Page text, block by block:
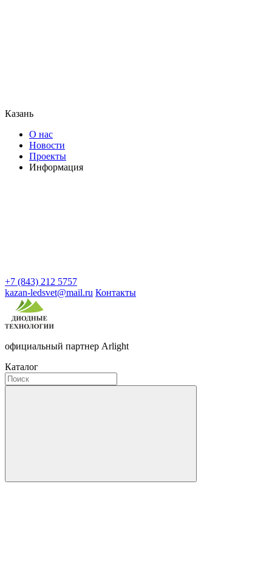
Казань
О нас
Новости
Проекты
Информация
+7 (843) 212 5757
kazan-ledsvet@mail.ru Контакты
официальный партнер Arlight
Каталог